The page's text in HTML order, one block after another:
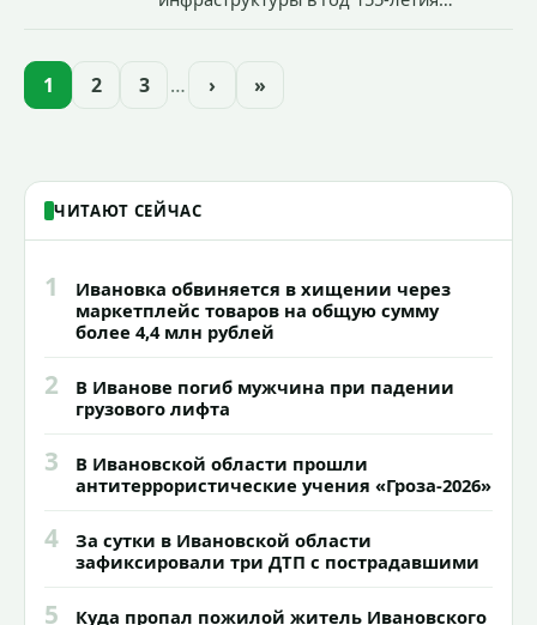
проекта подсветки исторических
1 2 3 … › »
ЧИТАЮТ СЕЙЧАС
1
Ивановка обвиняется в хищении через
маркетплейс товаров на общую сумму
более 4,4 млн рублей
2
В Иванове погиб мужчина при падении
грузового лифта
3
В Ивановской области прошли
антитеррористические учения «Гроза-2026»
4
За сутки в Ивановской области
зафиксировали три ДТП с пострадавшими
5
Куда пропал пожилой житель Ивановского